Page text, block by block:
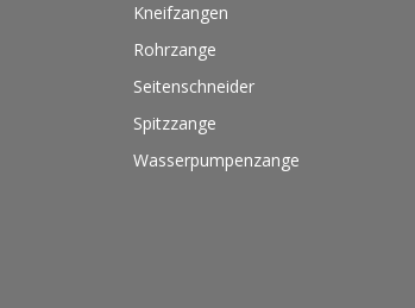
Kneifzangen
Rohrzange
Seitenschneider
Spitzzange
Wasserpumpenzange